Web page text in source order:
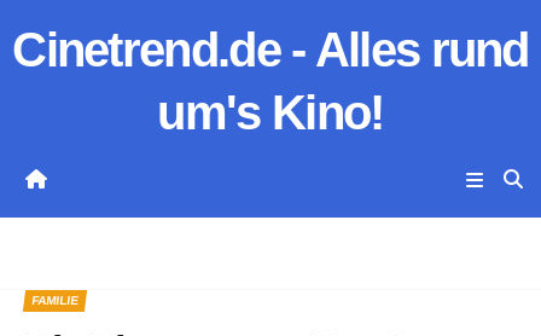
Inhalt
Cinetrend.de - Alles rund
um's Kino!
FAMILIE